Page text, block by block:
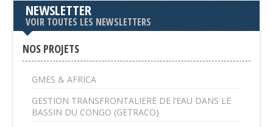
NEWSLETTER
VOIR TOUTES LES NEWSLETTERS
NOS PROJETS
GMES & AFRICA
GESTION TRANSFRONTALIERE DE l’EAU DANS LE
BASSIN DU CONGO (GETRACO)